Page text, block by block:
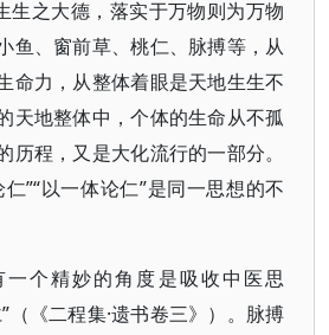
生之大德，落实于万物则为万物
鱼、窗前草、桃仁、脉搏等，从
命力，从整体着眼是天地生生不
天地整体中，个体的生命从不孤
历程，又是大化流行的一部分。
”“以一体论仁”是同一思想的不
个精妙的角度是吸收中医思
（《二程集·遗书卷三》）。脉搏